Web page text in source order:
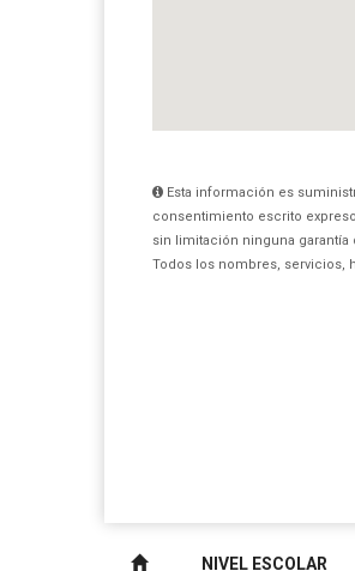
Esta información es
consentimiento escrito
sin limitación ninguna
Todos los nombres, servicios,
NIVEL ESCOLAR